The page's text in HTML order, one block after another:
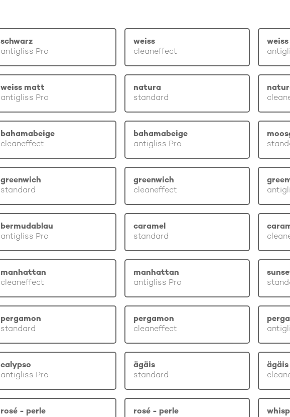
schwarz
antigliss Pro
weiss
cleaneffect
weiss
weiss matt
antigliss Pro
natura
standard
bahamabeige
cleaneffect
bahamabeige
antigliss Pro
greenwich
standard
greenwich
cleaneffect
bermudablau
antigliss Pro
caramel
standard
manhattan
cleaneffect
manhattan
antigliss Pro
pergamon
standard
pergamon
cleaneffect
calypso
antigliss Pro
ägäis
standard
ägäis
rosé - perle
rosé - perle